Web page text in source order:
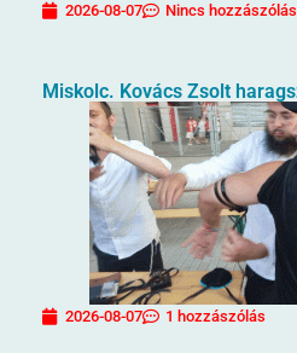
2026-08-07 Nincs hozzászólás
Miskolc. Kovács Zsolt
2026-08-07 1 hozzászólás